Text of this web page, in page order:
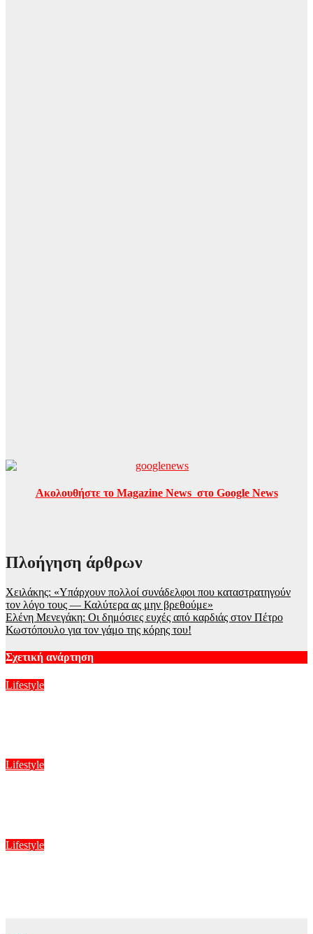
Ακολουθήστε το Magazine News στο Google News
Πλοήγηση άρθρων
Χειλάκης: «Υπάρχουν πολλοί συνάδελφοι που καταστρατηγούν
τον λόγο τους — Καλύτερα ας μην βρεθούμε»
Ελένη Μενεγάκη: Οι δημόσιες ευχές από καρδιάς στον Πέτρο
Κωστόπουλο για τον γάμο της κόρης του!
Σχετική ανάρτηση
Lifestyle
Lifestyle
Lifestyle